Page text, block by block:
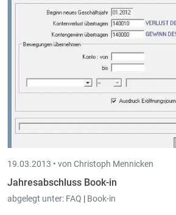
19.03.2013 • von Christoph Mennicken
Jahresabschluss Book-in
abgelegt unter: FAQ | Book-in